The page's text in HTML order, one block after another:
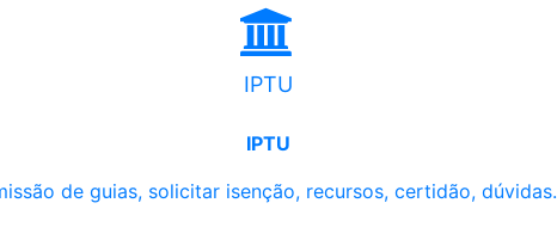
IPTU
IPTU
de guias, solicitar isenção, recursos, certidão, dúvidas.